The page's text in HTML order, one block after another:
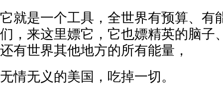
它就是一个工具，全世界有预算、有
们，来这里嫖它，它也嫖精英的脑子
还有世界其他地方的所有能量，
无情无义的美国，吃掉一切。